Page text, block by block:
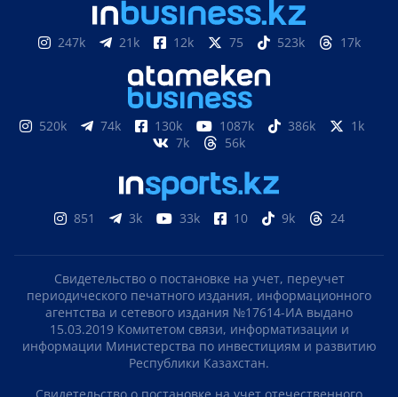
247k 21k 12k 75 523k 17k
520k 74k 130k 1087k 386k
1k
7k
56k
851 3k 33k 10 9k 24
Свидетельство о постановке на учет, переучет
периодического печатного издания, информационного
агентства и сетевого издания №17614-ИА выдано
15.03.2019 Комитетом связи, информатизации и
информации Министерства по инвестициям и развитию
Республики Казахстан.